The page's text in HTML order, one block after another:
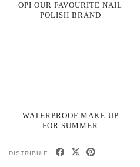
OPI OUR FAVOURITE NAIL
POLISH BRAND
WATERPROOF MAKE-UP
FOR SUMMER
DISTRIBUIE: